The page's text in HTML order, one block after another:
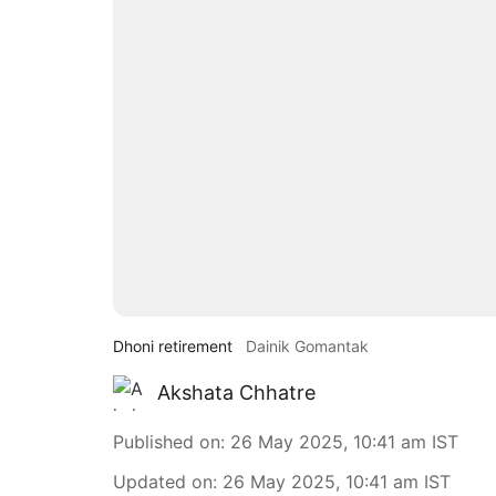
Dhoni retirement Dainik Gomantak
Akshata Chhatre
Published on: 26 May 2025, 10:41 am IST
Updated on: 26 May 2025, 10:41 am IST